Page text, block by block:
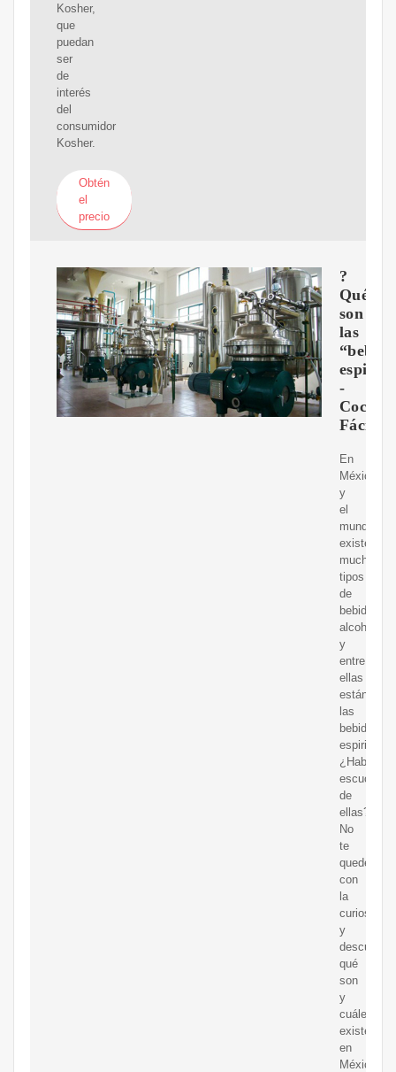
Kosher,
que
puedan
ser
de
interés
del
consumidor
Kosher.
Obtén
el
precio
?
Qué
son
las
-
Cocina
Fácil
En
México
y
el
mundo
existen
muchos
tipos
de
bebidas
y
entre
ellas
están
las
bebidas
¿Habías
escuchado
de
ellas?
No
te
quedes
con
la
curiosidad
y
descubre
qué
son
y
cuáles
existen
en
México.